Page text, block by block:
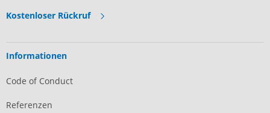
Kostenloser Rückruf
Informationen
Code of Conduct
Referenzen